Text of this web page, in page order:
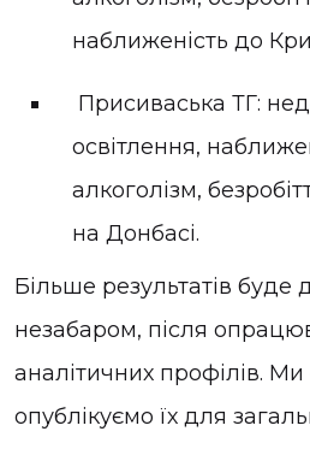
наближеність до
Присиваська ТГ:
освітлення,
алкоголізм,
на Донбасі.
Більше результатів буде
незабаром, після
аналітичних профілів.
опублікуємо їх для